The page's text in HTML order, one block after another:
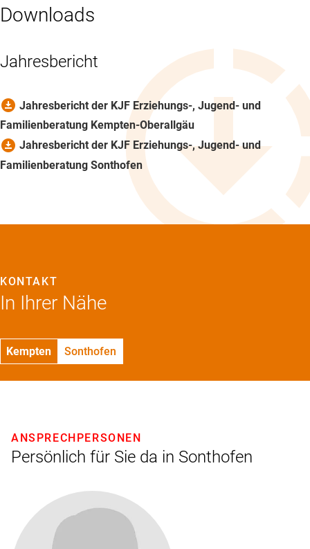
Downloads
Jahresbericht
download_for_offline Jahresbericht der KJF Erziehungs-, Jugend- und
Familienberatung Kempten-Oberallgäu
download_for_offline Jahresbericht der KJF Erziehungs-, Jugend- und
Familienberatung Sonthofen
In Ihrer Nähe
KONTAKT
Kempten Sonthofen
Persönlich für Sie da in Sonthofen
ANSPRECHPERSONEN